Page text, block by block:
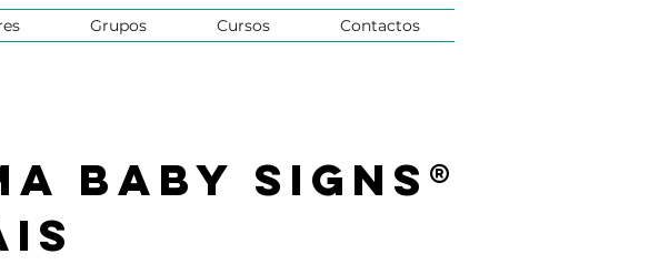
Grupos Cursos Contactos
Baby Signs®